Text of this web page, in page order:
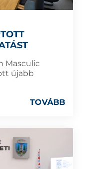
Masculic
újabb
TOVÁBB